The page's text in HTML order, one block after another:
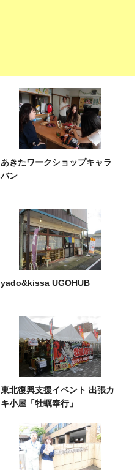
あきたワークショップキャラ
バン
yado&kissa UGOHUB
東北復興支援イベント 出張カ
キ小屋「牡蠣奉行」